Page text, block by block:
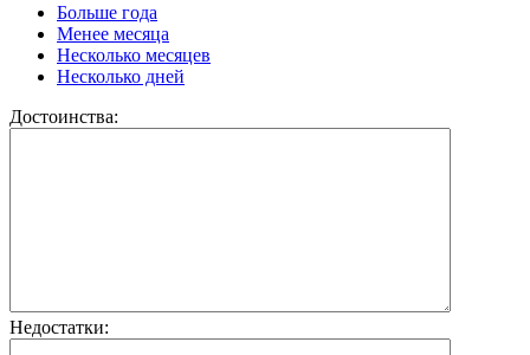
Больше года
Менее месяца
Несколько месяцев
Несколько дней
Достоинства:
Недостатки: